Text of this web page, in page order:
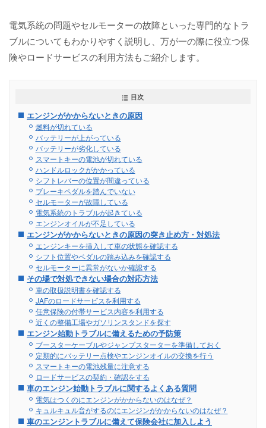
電気系統の問題やセルモーターの故障といった専門的なトラ
ブルについてもわかりやすく説明し、万が一の際に役立つ保
険やロードサービスの利用方法もご紹介します。
目次
エンジンがかからないときの原因
燃料が切れている
バッテリーが上がっている
バッテリーが劣化している
スマートキーの電池が切れている
ハンドルロックがかかっている
シフトレバーの位置が間違っている
ブレーキペダルを踏んでいない
セルモーターが故障している
電気系統のトラブルが起きている
エンジンオイルが不足している
エンジンがかからないときの原因の突き止め方・対処法
エンジンキーを挿入して車の状態を確認する
シフト位置やペダルの踏み込みを確認する
セルモーターに異常がないか確認する
その場で対処できない場合の対応方法
車の取扱説明書を確認する
JAFのロードサービスを利用する
任意保険の付帯サービス内容を利用する
近くの整備工場やガソリンスタンドを探す
エンジン始動トラブルに備えるための予防策
ブースターケーブルやジャンプスターターを準備しておく
定期的にバッテリー点検やエンジンオイルの交換を行う
スマートキーの電池残量に注意する
ロードサービスの契約・確認をする
車のエンジン始動トラブルに関するよくある質問
電気はつくのにエンジンがかからないのはなぜ？
キュルキュル音がするのにエンジンがかからないのはなぜ？
車のエンジントラブルに備えて保険会社に加入しよう